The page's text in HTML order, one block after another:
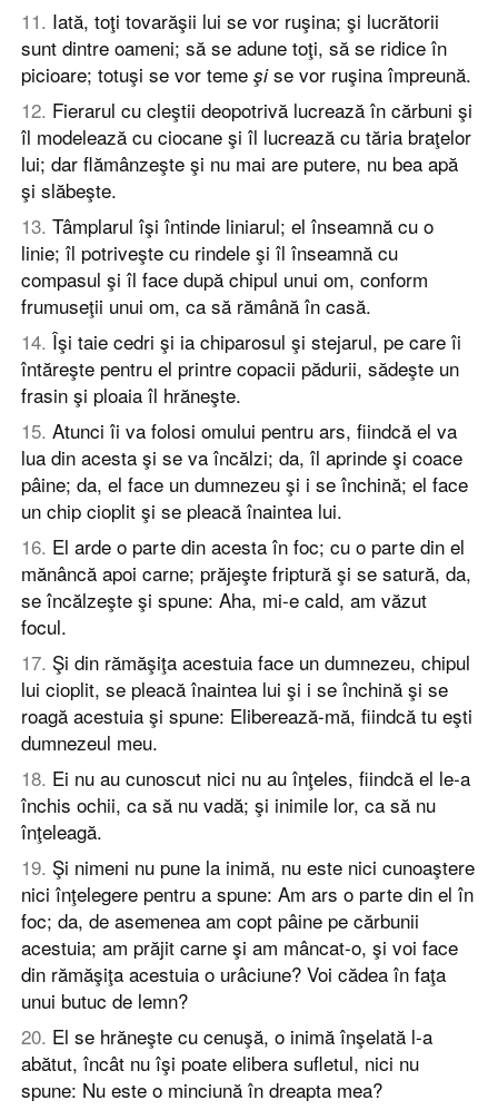
11. Iată, toţi tovarăşii lui se vor ruşina; şi lucrătorii
sunt dintre oameni; să se adune toţi, să se ridice în
picioare; totuşi se vor teme şise vor ruşina împreună.
12. Fierarul cu cleştii deopotrivă lucrează în cărbuni şi
îl modelează cu ciocane şi îl lucrează cu tăria braţelor
lui; dar flămânzeşte şi nu mai are putere, nu bea apă
şi slăbeşte.
13. Tâmplarul îşi întinde liniarul; el înseamnă cu o
linie; îl potriveşte cu rindele şi îl înseamnă cu
compasul şi îl face după chipul unui om, conform
frumuseţii unui om, ca să rămână în casă.
14. Îşi taie cedri şi ia chiparosul şi stejarul, pe care îi
întăreşte pentru el printre copacii pădurii, sădeşte un
frasin şi ploaia îl hrăneşte.
15. Atunci îi va folosi omului pentru ars, fiindcă el va
lua din acesta şi se va încălzi; da, îl aprinde şi coace
pâine; da, el face un dumnezeu şi i se închină; el face
un chip cioplit şi se pleacă înaintea lui.
16. El arde o parte din acesta în foc; cu o parte din el
mănâncă apoi carne; prăjeşte friptură şi se satură, da,
se încălzeşte şi spune: Aha, mi-e cald, am văzut
focul.
17. Şi din rămăşiţa acestuia face un dumnezeu, chipul
lui cioplit, se pleacă înaintea lui şi i se închină şi se
roagă acestuia şi spune: Eliberează-mă, fiindcă tu eşti
dumnezeul meu.
18. Ei nu au cunoscut nici nu au înţeles, fiindcă el le-a
închis ochii, ca să nu vadă; şi inimile lor, ca să nu
înţeleagă.
19. Şi nimeni nu pune la inimă, nu este nici cunoaştere
nici înţelegere pentru a spune: Am ars o parte din el în
foc; da, de asemenea am copt pâine pe cărbunii
acestuia; am prăjit carne şi am mâncat-o, şi voi face
din rămăşiţa acestuia o urâciune? Voi cădea în faţa
unui butuc de lemn?
20. El se hrăneşte cu cenuşă, o inimă înşelată l-a
abătut, încât nu îşi poate elibera sufletul, nici nu
spune: Nu este o minciună în dreapta mea?